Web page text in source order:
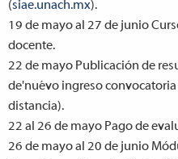
(siae.unach.mx).
19 de mayo al 27 de junio
docente.
22 de mayo Publicación de
de'nuévo ingreso
distancia).
22 al 26 de mayo Pago de
26 de mayo al 20 de junio